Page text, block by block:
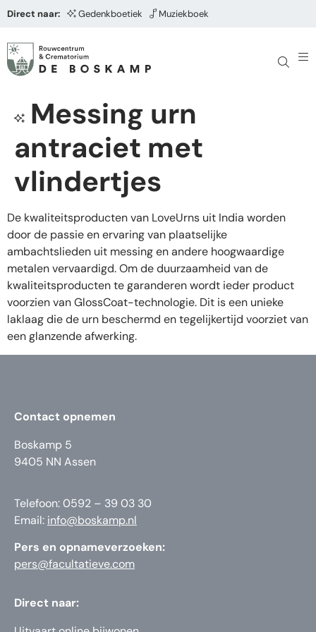
Direct naar: Gedenkboetiek Muziekboek
Messing urn
antraciet met
vlindertjes
De kwaliteitsproducten van LoveUrns uit India worden
door de passie en ervaring van plaatselijke
ambachtslieden uit messing en andere hoogwaardige
metalen vervaardigd. Om de duurzaamheid van de
kwaliteitsproducten te garanderen wordt ieder product
voorzien van GlossCoat-technologie. Dit is een unieke
laklaag die de urn beschermd en tegelijkertijd voorziet van
een glanzende afwerking.
Contact opnemen
Boskamp 5
9405 NN Assen
Telefoon: 0592 – 39 03 30
Email: info@boskamp.nl
Pers en opnameverzoeken:
pers@facultatieve.com
Direct naar: